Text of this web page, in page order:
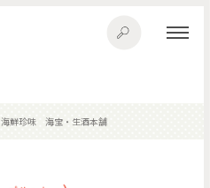
海鮮珍味 海宝・生酒本舗